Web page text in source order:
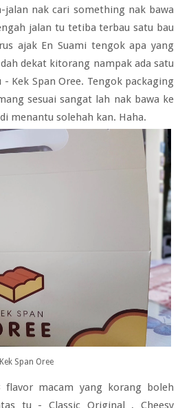
nak cari something nak bawa
jalan tu tetiba terbau satu bau
ajak En Suami tengok apa yang
dekat kitorang nampak ada satu
Kek Span Oree. Tengok packaging
sesuai sangat lah nak bawa ke
menantu solehah kan. Haha.
Kek Span Oree
flavor macam yang korang boleh
tu - Classic Original , Cheesy